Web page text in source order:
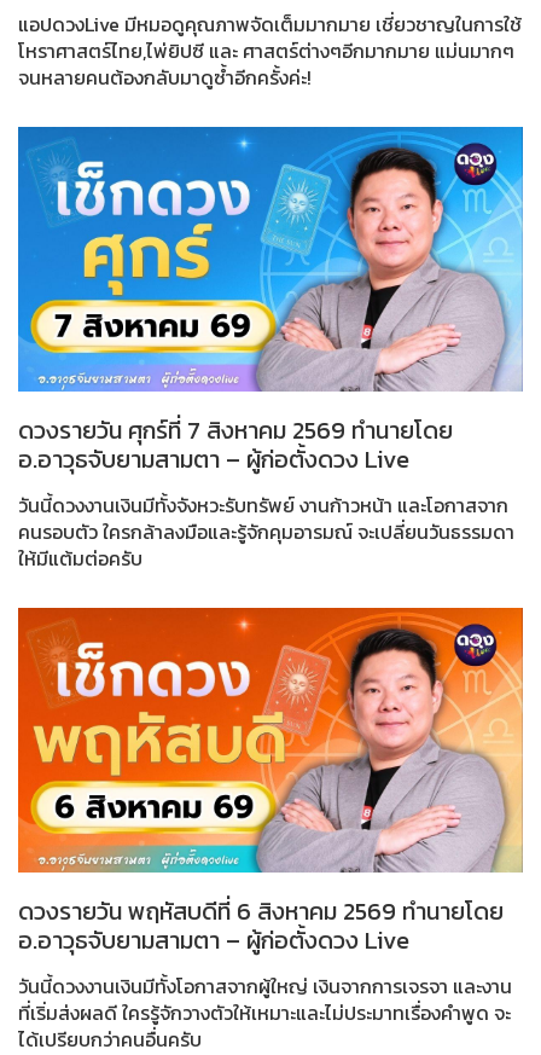
แอปดวงLive มีหมอดูคุณภาพจัดเต็มมากมาย เชี่ยวชาญในการใช้
โหราศาสตร์ไทย,ไพ่ยิปซี และ ศาสตร์ต่างๆอีกมากมาย แม่นมากๆ
จนหลายคนต้องกลับมาดูซ้ำอีกครั้งค่ะ!
ดวงรายวัน ศุกร์ที่ 7 สิงหาคม 2569 ทำนายโดย
อ.อาวุธจับยามสามตา – ผู้ก่อตั้งดวง Live
วันนี้ดวงงานเงินมีทั้งจังหวะรับทรัพย์ งานก้าวหน้า และโอกาสจาก
คนรอบตัว ใครกล้าลงมือและรู้จักคุมอารมณ์ จะเปลี่ยนวันธรรมดา
ให้มีแต้มต่อครับ
ดวงรายวัน พฤหัสบดีที่ 6 สิงหาคม 2569 ทำนายโดย
อ.อาวุธจับยามสามตา – ผู้ก่อตั้งดวง Live
วันนี้ดวงงานเงินมีทั้งโอกาสจากผู้ใหญ่ เงินจากการเจรจา และงาน
ที่เริ่มส่งผลดี ใครรู้จักวางตัวให้เหมาะและไม่ประมาทเรื่องคำพูด จะ
ได้เปรียบกว่าคนอื่นครับ